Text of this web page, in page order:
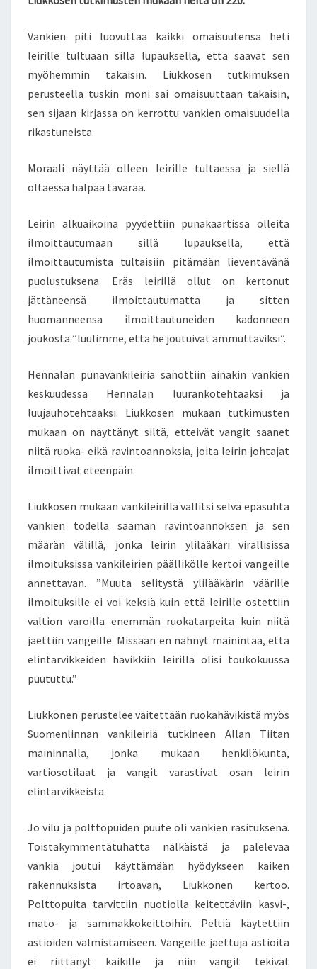
Vankien piti luovuttaa kaikki omaisuutensa heti
leirille tultuaan sillä lupauksella, että saavat sen
myöhemmin takaisin. Liukkosen tutkimuksen
perusteella tuskin moni sai omaisuuttaan takaisin,
sen sijaan kirjassa on kerrottu vankien omaisuudella
rikastuneista.
Moraali näyttää olleen leirille tultaessa ja siellä
oltaessa halpaa tavaraa.
Leirin alkuaikoina pyydettiin punakaartissa olleita
ilmoittautumaan sillä lupauksella, että
ilmoittautumista tultaisiin pitämään lieventävänä
puolustuksena. Eräs leirillä ollut on kertonut
jättäneensä ilmoittautumatta ja sitten
huomanneensa ilmoittautuneiden kadonneen
joukosta ”luulimme, että he joutuivat ammuttaviksi”.
Hennalan punavankileiriä sanottiin ainakin vankien
keskuudessa Hennalan luurankotehtaaksi ja
luujauhotehtaaksi. Liukkosen mukaan tutkimusten
mukaan on näyttänyt siltä, etteivät vangit saanet
niitä ruoka- eikä ravintoannoksia, joita leirin johtajat
ilmoittivat eteenpäin.
Liukkosen mukaan vankileirillä vallitsi selvä epäsuhta
vankien todella saaman ravintoannoksen ja sen
määrän välillä, jonka leirin ylilääkäri virallisissa
ilmoituksissa vankileirien päällikölle kertoi vangeille
annettavan. ”Muuta selitystä ylilääkärin väärille
ilmoituksille ei voi keksiä kuin että leirille ostettiin
valtion varoilla enemmän ruokatarpeita kuin niitä
jaettiin vangeille. Missään en nähnyt mainintaa, että
elintarvikkeiden hävikkiin leirillä olisi toukokuussa
puututtu.”
Liukkonen perustelee väitettään ruokahävikistä myös
Suomenlinnan vankileiriä tutkineen Allan Tiitan
maininnalla, jonka mukaan henkilökunta,
vartiosotilaat ja vangit varastivat osan leirin
elintarvikkeista.
Jo vilu ja polttopuiden puute oli vankien rasituksena.
Toistakymmentätuhatta nälkäistä ja palelevaa
vankia joutui käyttämään hyödykseen kaiken
rakennuksista irtoavan, Liukkonen kertoo.
Polttopuita tarvittiin nuotiolla keitettäviin kasvi-,
mato- ja sammakkokeittoihin. Peltiä käytettiin
astioiden valmistamiseen. Vangeille jaettuja astioita
ei riittänyt kaikille ja niin vangit tekivät